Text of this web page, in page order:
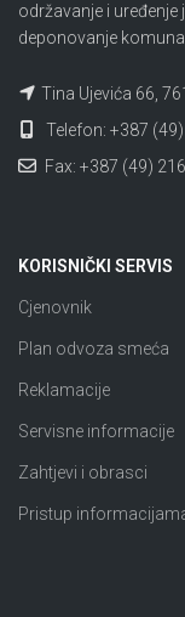
održavanje i
deponovanje
Tina Ujevića 66,
Telefon: +387
Fax: +387 (49)
KORISNIČKI SERVIS
Cjenovnik
Plan odvoza smeća
Reklamacije
Servisne informacije
Zahtjevi i obrasci
Pristup